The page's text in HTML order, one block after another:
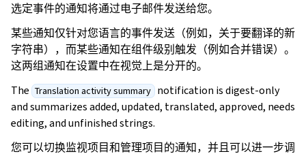
选定事件的通知将通过电子邮件发送给您。
某些通知仅针对您语言的事件发送（例如，关于要翻译的新
字符串），而某些通知在组件级别触发（例如合并错误）。
这两组通知在设置中在视觉上是分开的。
The Translation activity summary notification is digest-only
and summarizes added, updated, translated, approved, needs
editing, and unfinished strings.
您可以切换监视项目和管理项目的通知，并且可以进一步调